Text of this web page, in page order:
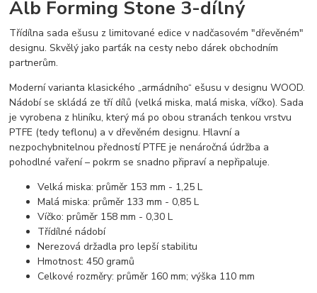
Alb Forming Stone 3-dílný
Třídílna sada ešusu z limitované edice v nadčasovém "dřevěném"
designu. Skvělý jako parťák na cesty nebo dárek obchodním
partnerům.
Moderní varianta klasického „armádního“ ešusu v designu WOOD.
Nádobí se skládá ze tří dílů (velká miska, malá miska, víčko). Sada
je vyrobena z hliníku, který má po obou stranách tenkou vrstvu
PTFE (tedy teflonu) a v dřevěném designu. Hlavní a
nezpochybnitelnou předností PTFE je nenáročná údržba a
pohodlné vaření – pokrm se snadno připraví a nepřipaluje.
Velká miska: průměr 153 mm - 1,25 L
Malá miska: průměr 133 mm - 0,85 L
Víčko: průměr 158 mm - 0,30 L
Třídílné nádobí
Nerezová držadla pro lepší stabilitu
Hmotnost: 450 gramů
Celkové rozměry: průměr 160 mm; výška 110 mm